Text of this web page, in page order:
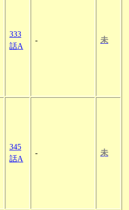
333
話A
- 未
345
話A
- 未